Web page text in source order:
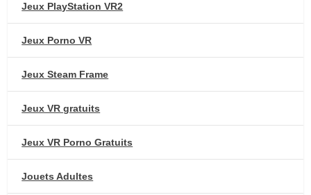
Jeux PlayStation VR2
Jeux Porno VR
Jeux Steam Frame
Jeux VR gratuits
Jeux VR Porno Gratuits
Jouets Adultes